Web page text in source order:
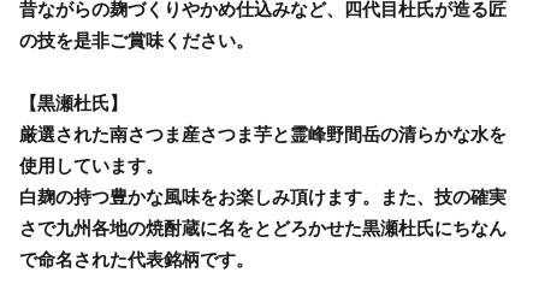
昔ながらの麹づくりやかめ仕込みなど、四代目杜氏が造る匠
の技を是非ご賞味ください。
【黒瀬杜氏】
厳選された南さつま産さつま芋と霊峰野間岳の清らかな水を
使用しています。
白麹の持つ豊かな風味をお楽しみ頂けます。また、技の確実
さで九州各地の焼酎蔵に名をとどろかせた黒瀬杜氏にちなん
で命名された代表銘柄です。